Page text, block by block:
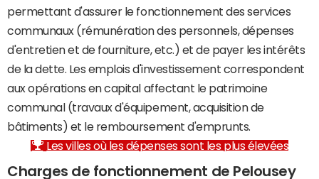
permettant d'assurer le fonctionnement des services
communaux (rémunération des personnels, dépenses
d'entretien et de fourniture, etc.) et de payer les intérêts
de la dette. Les emplois d'investissement correspondent
aux opérations en capital affectant le patrimoine
communal (travaux d'équipement, acquisition de
bâtiments) et le remboursement d'emprunts.
Les villes où les dépenses sont les plus élevées
Charges de fonctionnement de Pelousey